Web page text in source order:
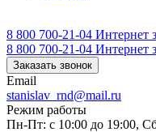
8 800 700-21-04 Интернет
8 800 700-21-04 Интернет
Заказать звонок
Email
stanislav_rnd@mail.ru
Режим работы
Пн-Пт: с 10:00 до 19:00,